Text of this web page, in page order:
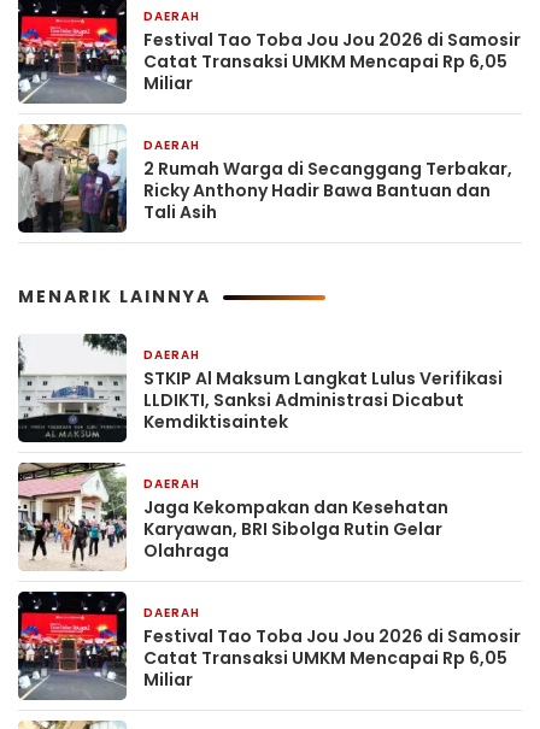
DAERAH
Festival Tao Toba Jou Jou 2026 di Samosir
Catat Transaksi UMKM Mencapai Rp 6,05
Miliar
DAERAH
2 Rumah Warga di Secanggang Terbakar,
Ricky Anthony Hadir Bawa Bantuan dan
Tali Asih
MENARIK LAINNYA
DAERAH
STKIP Al Maksum Langkat Lulus Verifikasi
LLDIKTI, Sanksi Administrasi Dicabut
Kemdiktisaintek
DAERAH
Jaga Kekompakan dan Kesehatan
Karyawan, BRI Sibolga Rutin Gelar
Olahraga
DAERAH
Festival Tao Toba Jou Jou 2026 di Samosir
Catat Transaksi UMKM Mencapai Rp 6,05
Miliar